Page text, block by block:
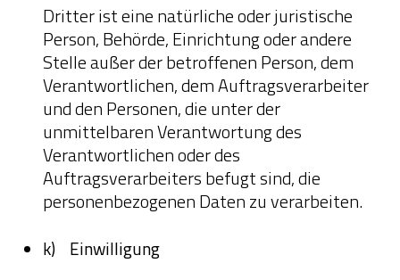
Dritter ist eine natürliche oder juristische
Person, Behörde, Einrichtung oder andere
Stelle außer der betroffenen Person, dem
Verantwortlichen, dem Auftragsverarbeiter
und den Personen, die unter der
unmittelbaren Verantwortung des
Verantwortlichen oder des
Auftragsverarbeiters befugt sind, die
personenbezogenen Daten zu verarbeiten.
k) Einwilligung